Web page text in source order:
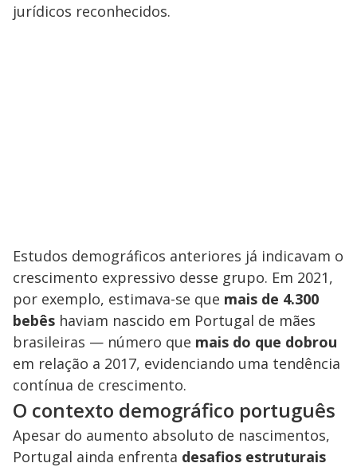
jurídicos reconhecidos.
Estudos demográficos anteriores já indicavam o
crescimento expressivo desse grupo. Em 2021,
por exemplo, estimava-se que mais de 4.300
bebês haviam nascido em Portugal de mães
brasileiras — número que mais do que dobrou
em relação a 2017, evidenciando uma tendência
contínua de crescimento.
O contexto demográfico português
Apesar do aumento absoluto de nascimentos,
Portugal ainda enfrenta desafios estruturais